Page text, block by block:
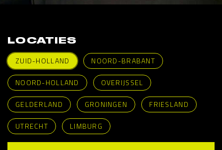
LOCATIES
ZUID-HOLLAND
NOORD-BRABANT
NOORD-HOLLAND OVERIJSSEL
GELDERLAND GRONINGEN FRIESLAND
UTRECHT LIMBURG